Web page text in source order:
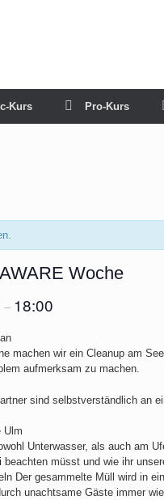
Kurs Pro-Kurs
Woche
– 18:00
machen wir ein Cleanup am
aufmerksam zu machen.
sind selbstverständlich an
Unterwasser, als auch am
müsst und wie ihr
Der gesammelte Müll wird in
unachtsame Gäste immer